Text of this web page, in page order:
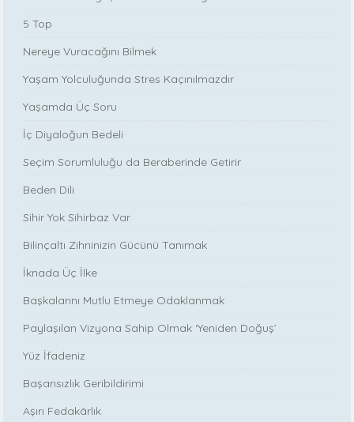
5 Top
Nereye Vuracağını Bilmek
Yaşam Yolculuğunda Stres Kaçınılmazdır
Yaşamda Üç Soru
İç Diyaloğun Bedeli
Seçim Sorumluluğu da Beraberinde Getirir
Beden Dili
Sihir Yok Sihirbaz Var
Bilinçaltı Zihninizin Gücünü Tanımak
İknada Üç İlke
Başkalarını Mutlu Etmeye Odaklanmak
Paylaşılan Vizyona Sahip Olmak ‘Yeniden Doğuş’
Yüz İfadeniz
Başarısızlık Geribildirimi
Aşırı Fedakârlık